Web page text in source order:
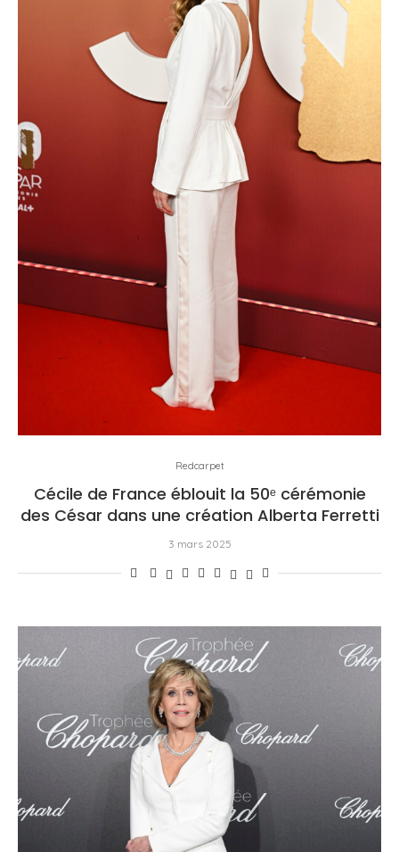
Redcarpet
Cécile de France éblouit la 50ᵉ cérémonie
des César dans une création Alberta Ferretti
3 mars 2025